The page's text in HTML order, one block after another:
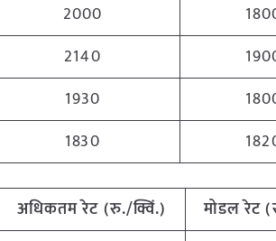
2000
2140
1930
1830
अधिकतमरेट (रु./क्विं.) मोडल रेट(